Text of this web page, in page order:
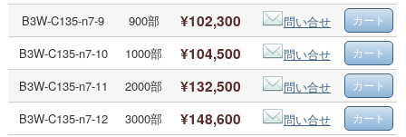
B3W-C135-n7-9
900部 ¥102,300
問い合せ
B3W-C135-n7-10
1000部 ¥104,500
問い合せ
B3W-C135-n7-11
2000部 ¥132,500
問い合せ
B3W-C135-n7-12
3000部 ¥148,600 問い合せ